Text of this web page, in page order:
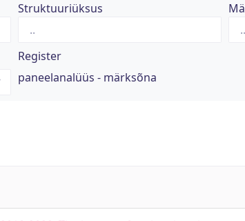
Struktuuriüksus
Register
paneelanalüüs - märksõna